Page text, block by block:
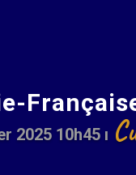
2025 10h45 ı